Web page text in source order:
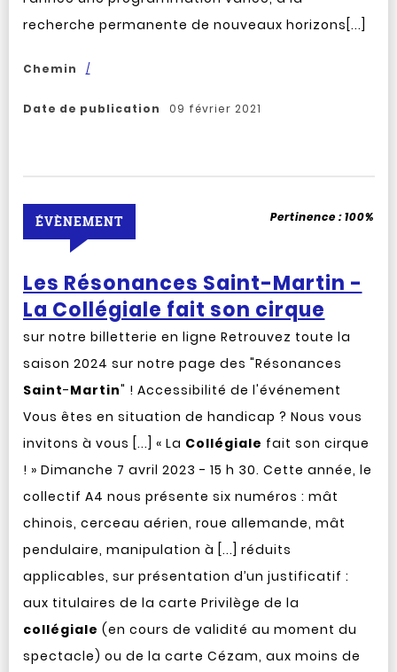
recherche permanente de nouveaux horizons[...]
Chemin /
Date de publication 09 février 2021
Les Résonances Saint-Martin -
La Collégiale fait son cirque
ÉVÈNEMENT Pertinence :100%
sur notre billetterie en ligne Retrouvez toute la
saison 2024 sur notre page des "Résonances
Saint-Martin" ! Accessibilité de l'événement
Vous êtes en situation de handicap ? Nous vous
invitons à vous [...] « La Collégiale fait son cirque
! » Dimanche 7 avril 2023 - 15 h 30. Cette année, le
collectif A4 nous présente six numéros : mât
chinois, cerceau aérien, roue allemande, mât
pendulaire, manipulation à [...] réduits
applicables, sur présentation d’un justificatif :
aux titulaires de la carte Privilège de la
collégiale (en cours de validité au moment du
spectacle) ou de la carte Cézam, aux moins de